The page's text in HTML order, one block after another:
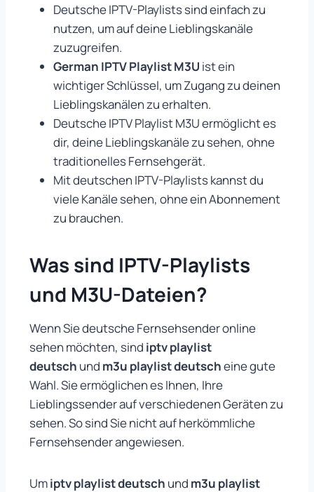
Deutsche IPTV-Playlists sind einfach zu
nutzen, um auf deine Lieblingskanäle
zuzugreifen.
German IPTV Playlist M3U ist ein
wichtiger Schlüssel, um Zugang zu deinen
Lieblingskanälen zu erhalten.
Deutsche IPTV Playlist M3U ermöglicht es
dir, deine Lieblingskanäle zu sehen, ohne
traditionelles Fernsehgerät.
Mit deutschen IPTV-Playlists kannst du
viele Kanäle sehen, ohne ein Abonnement
zu brauchen.
Was sind IPTV-Playlists
und M3U-Dateien?
Wenn Sie deutsche Fernsehsender online
sehen möchten, sind iptv playlist
deutsch und m3u playlist deutscheine gute
Wahl. Sie ermöglichen es Ihnen, Ihre
Lieblingssender auf verschiedenen Geräten zu
sehen. So sind Sie nicht auf herkömmliche
Fernsehsender angewiesen.
Umiptv playlist deutsch und m3u playlist